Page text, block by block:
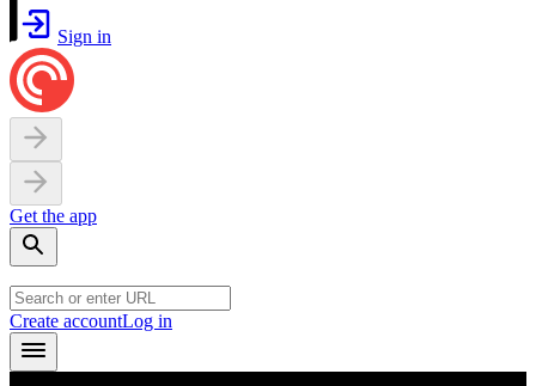
Sign in
Get the app
Create accountLog in